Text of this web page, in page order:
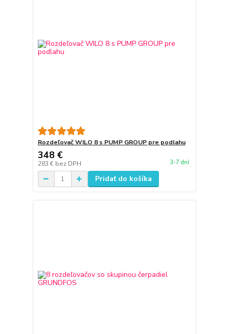
Rozdeľovač WILO 8 s PUMP GROUP pre podlahu
348 €
283 € bez DPH 3-7 dní
Pridať do košíka